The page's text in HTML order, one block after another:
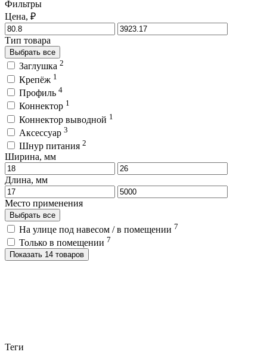
Фильтры
Цена, ₽
Тип товара
Выбрать все
Заглушка 2
Крепёж 1
Профиль 4
Коннектор 1
Коннектор выводной 1
Аксессуар 3
Шнур питания 2
Ширина, мм
Длина, мм
Место применения
Выбрать все
На улице под навесом / в помещении 7
Только в помещении 7
Показать 14 товаров
Теги